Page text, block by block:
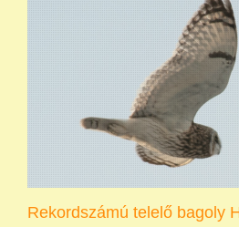
Rekordszámú telelő bagoly